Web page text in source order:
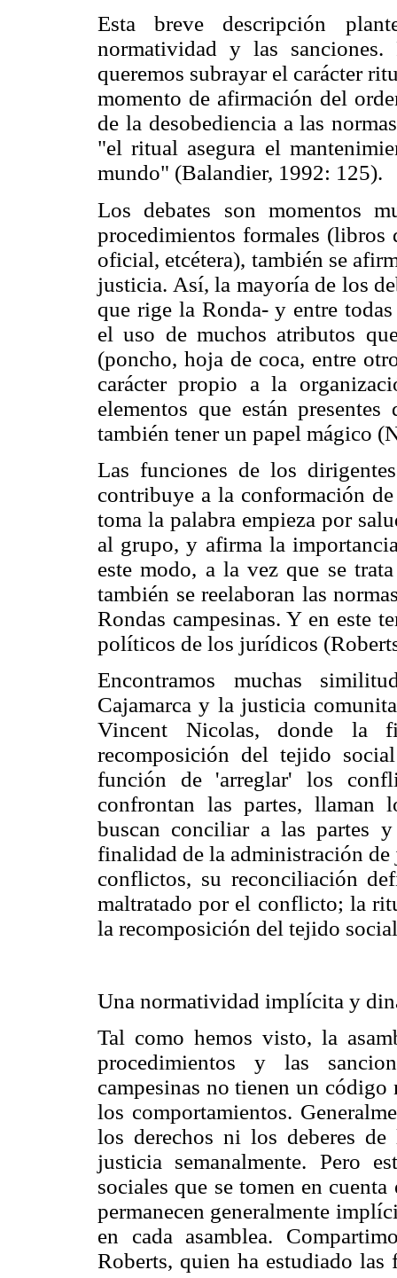
Esta breve descripción
normatividad y las
queremos subrayar el carácter
momento de afirmación del
de la desobediencia a las
"el ritual asegura el
mundo" (Balandier, 1992: 125).
Los debates son momentos
procedimientos formales (libros
oficial, etcétera), también se
justicia. Así, la mayoría de los
que rige la Ronda- y entre todas
el uso de muchos atributos
(poncho, hoja de coca, entre
carácter propio a la
elementos que están
también tener un papel mágico
Las funciones de los
contribuye a la conformación
toma la palabra empieza por
al grupo, y afirma la
este modo, a la vez que se
también se reelaboran las
Rondas campesinas. Y en este
políticos de los jurídicos
Encontramos muchas
Cajamarca y la justicia
Vincent Nicolas, donde la
recomposición del tejido
función de 'arreglar' los
confrontan las partes,
buscan conciliar a las partes y
finalidad de la administración de
conflictos, su reconciliación
maltratado por el conflicto; la
la recomposición del tejido
Una normatividad implícita y
Tal como hemos visto, la
procedimientos y las
campesinas no tienen un
los comportamientos.
los derechos ni los deberes
justicia semanalmente. Pero
sociales que se tomen en
permanecen generalmente
en cada asamblea.
Roberts, quien ha estudiado